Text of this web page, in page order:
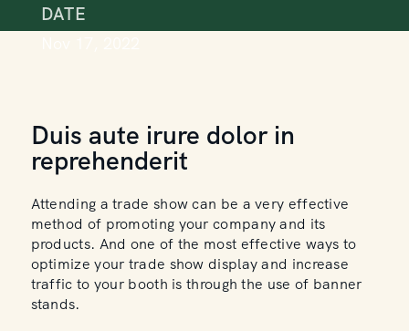
DATE
Duis aute irure dolor in
reprehenderit
Attending a trade show can be a very effective
method of promoting your company and its
products. And one of the most effective ways to
optimize your trade show display and increase
traffic to your booth is through the use of banner
stands.